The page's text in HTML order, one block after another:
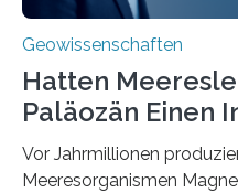
Geowissenschaften
Hatten
Paläozän Einen
Vor Jahrmillionen
Meeresorganismen